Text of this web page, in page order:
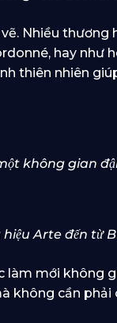
Nhiều
hay như
thiên nhiên
không gian
Arte đến từ
làm mới không
không cần phải